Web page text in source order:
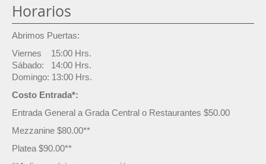
Horarios
Abrimos Puertas:
Viernes 15:00 Hrs.
Sábado: 14:00 Hrs.
Domingo: 13:00 Hrs.
Costo Entrada*:
Entrada General a Grada Central o Restaurantes $50.00
Mezzanine $80.00**
Platea $90.00**